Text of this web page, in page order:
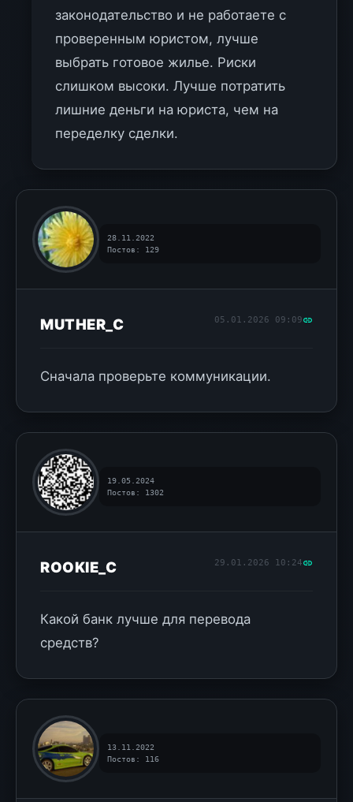
законодательство и не работаете с
проверенным юристом, лучше
выбрать готовое жилье. Риски
слишком высоки. Лучше потратить
лишние деньги на юриста, чем на
переделку сделки.
28.11.2022
Постов: 129
MUTHER_C 05.01.2026 09:09
Сначала проверьте коммуникации.
19.05.2024
Постов: 1302
ROOKIE_C 29.01.2026 10:24
Какой банк лучше для перевода
средств?
13.11.2022
Постов: 116